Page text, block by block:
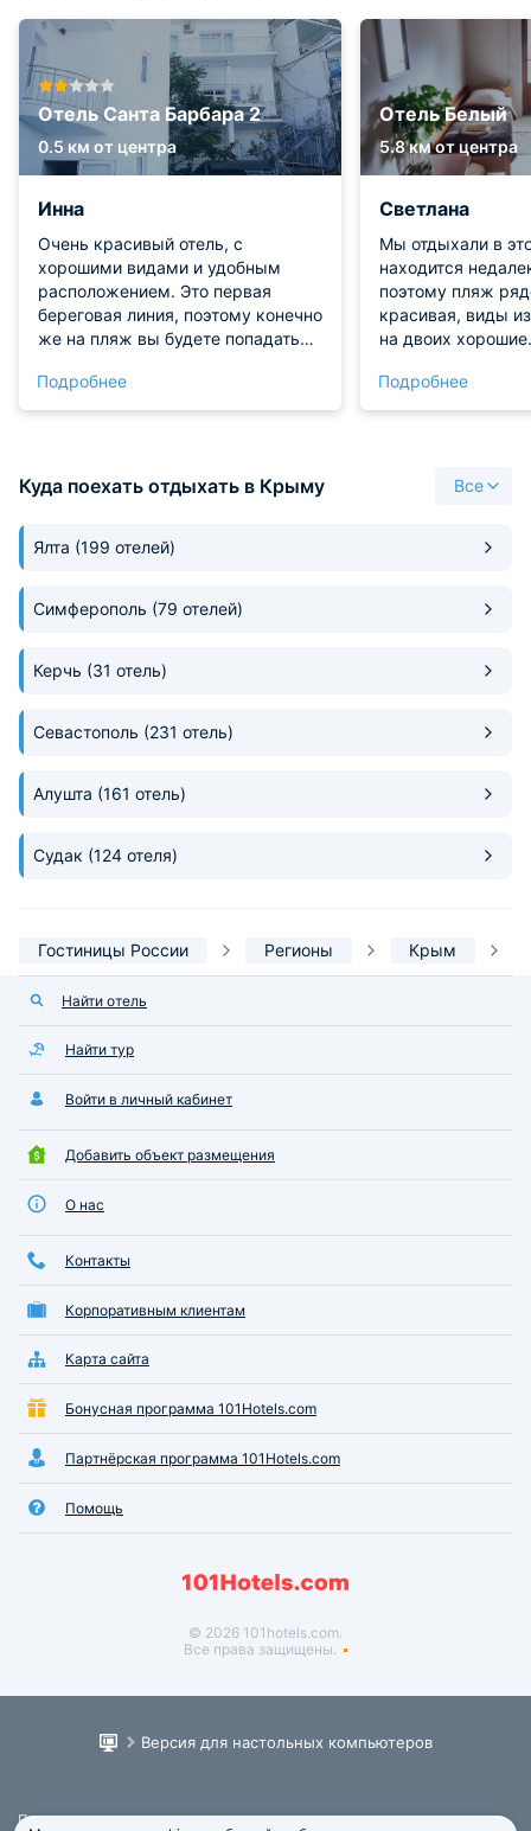
Отель Санта Барбара 2
0.5 км от центра
Инна
Очень красивый отель, с
хорошими видами и удобным
расположением. Это первая
береговая линия, поэтому конечно
же на пляж вы будете попадать
очень симпатично смотрится. Мы
брали двухместный стандарт с
удобная кровать. Кондиционер,
телевизор - все работало отлично.
возникало, так как рядом очень
Подробнее
Отель Белый
5.8 км от центра
Светлана
Мы отдыхали в
находится
поэтому пляж
красивая, виды
на двоих
стандарте,
по всем
рабочее. Цена
Подробнее
Куда поехать отдыхать в Крыму Все
Ялта (199 отелей)
Симферополь (79 отелей)
Керчь (31 отель)
Севастополь (231 отель)
Алушта (161 отель)
Судак (124 отеля)
Гостиницы России Регионы Крым
Найти отель
Найти тур
Войти в личный кабинет
Добавить объект размещения
О нас
Контакты
Корпоративным клиентам
Карта сайта
Бонусная программа 101Hotels.com
Партнёрская программа 101Hotels.com
Помощь
© 2026 101hotels.com.
Все права защищены.
Версия для настольных компьютеров
Пользовательское соглашение